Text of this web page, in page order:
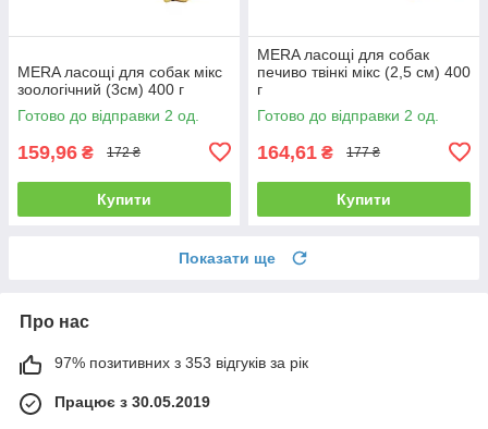
MERA ласощі для собак мікс
зоологічний (3см) 400 г
Готово до відправки 2 од.
159,96 ₴ 172 ₴
Купити
MERA ласощі для собак
печиво твінкі мікс (2,5 см) 400
г
Готово до відправки 2 од.
164,61 ₴ 177 ₴
Купити
Показати ще
Про нас
97% позитивних з 353 відгуків за рік
Працює з 30.05.2019